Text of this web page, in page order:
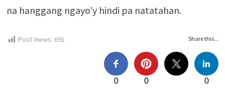
na hanggang ngayo’y hindi pa natatahan.
Share this...
0 0 0
Post Views: 691